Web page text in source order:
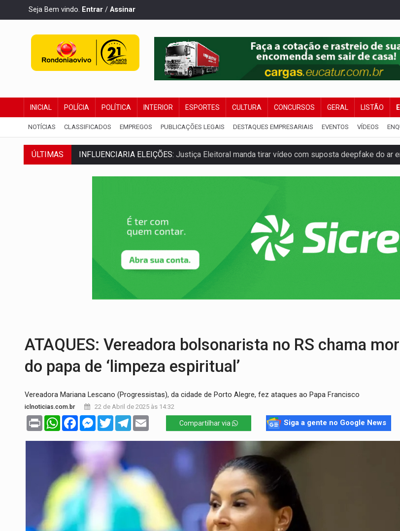
Seja Bem vindo. Entrar / Assinar
INICIAL POLÍCIA POLÍTICA INTERIOR ESPORTES CULTURA CONCURSOS GERAL LISTÃO
NOTÍCIAS CLASSIFICADOS EMPREGOS PUBLICAÇÕES LEGAIS DESTAQUES EMPRESARIAIS EVENTOS VÍDEOS
ÚLTIMAS CONEXÃO RONDONIAOVIVO:Marcio Barreto, pres. da ABAV-RO, alerta sobre golpes na
DA RECICLAGEM AO SUCESSO:A trajetória de superação de Carlinhos Barbershop
INFRAESTRUTURA: Vilhena realiza audiência pública sobre modernização da BR-364
SEM SISTEMA:Falha afeta atendimentos na Policlínica Oswaldo Cruz
Colisão entre motos deixa dois feridos próximo ao Skate Parque
SOLIDARIEDADE:Cadelinha com câncer precisa de ajuda em PVH
DESAPARECIDO: Família procura por cachorrinho desaparecido em PVH
ATAQUES: Vereadora bolsonarista no RS chama
do papa de ‘limpeza espiritual’
Vereadora Mariana Lescano (Progressistas), da cidade de Porto Alegre, fez ataques ao Papa Francisco
iclnoticias.com.br 22 de Abril de 2025 às 14:32
Print WhatsAppFacebookMessenger
TwitterTelegram Compartilhar via Siga a gente no Google News